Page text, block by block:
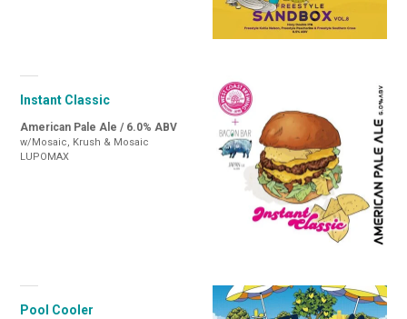
Instant Classic
American Pale Ale / 6.0% ABV
w/Mosaic, Krush & Mosaic
LUPOMAX
Pool Cooler